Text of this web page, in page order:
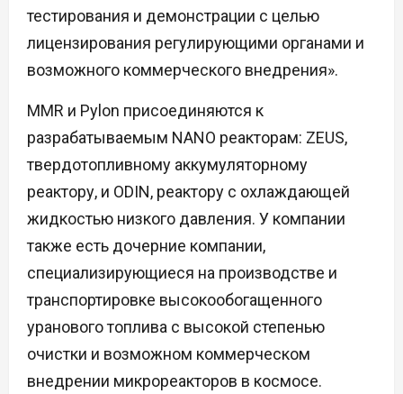
тестирования и демонстрации с целью
лицензирования регулирующими органами и
возможного коммерческого внедрения».
MMR и Pylon присоединяются к
разрабатываемым NANO реакторам: ZEUS,
твердотопливному аккумуляторному
реактору, и ODIN, реактору с охлаждающей
жидкостью низкого давления. У компании
также есть дочерние компании,
специализирующиеся на производстве и
транспортировке высокообогащенного
уранового топлива с высокой степенью
очистки и возможном коммерческом
внедрении микрореакторов в космосе.